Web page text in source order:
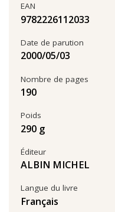
EAN
9782226112033
Date de parution
03‏/05‏/2000
Poids
290 g
Éditeur
ALBIN MICHEL
Nombre de pages
190
Langue du livre
Français